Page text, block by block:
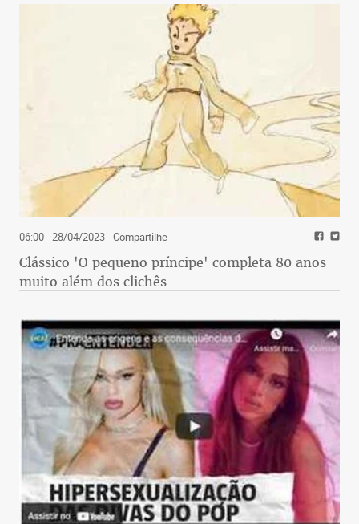
06:00 - 28/04/2023- Compartilhe
Clássico 'O pequeno príncipe' completa 80 anos
muito além dos clichês